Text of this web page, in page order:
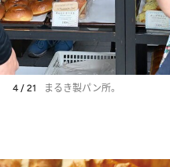
4 / 21 まるき製パン所。